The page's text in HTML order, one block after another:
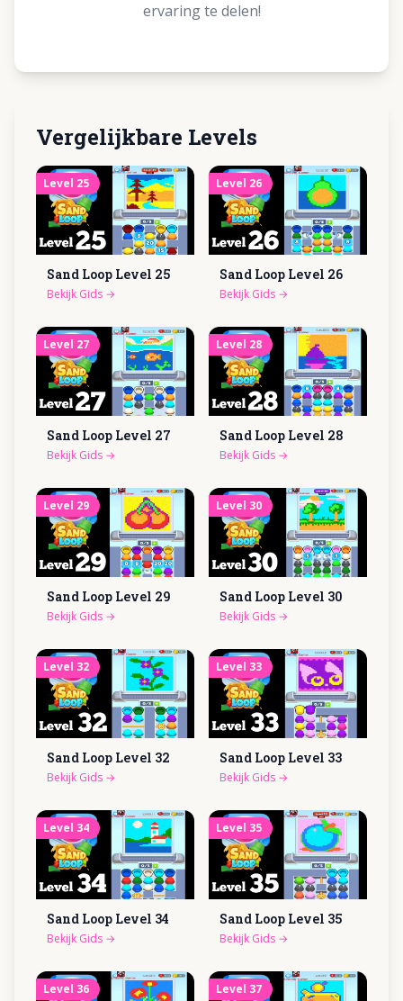
ervaring te delen!
Vergelijkbare Levels
Level 25
Sand Loop Level 25
Bekijk Gids →
Level 26
Sand Loop Level 26
Bekijk Gids →
Level 27
Sand Loop Level 27
Bekijk Gids →
Level 28
Sand Loop Level 28
Bekijk Gids →
Level 29
Sand Loop Level 29
Bekijk Gids →
Level 30
Sand Loop Level 30
Bekijk Gids →
Level 32
Sand Loop Level 32
Bekijk Gids →
Level 33
Sand Loop Level 33
Bekijk Gids →
Level 34
Sand Loop Level 34
Bekijk Gids →
Level 35
Sand Loop Level 35
Bekijk Gids →
Level 36 Level 37